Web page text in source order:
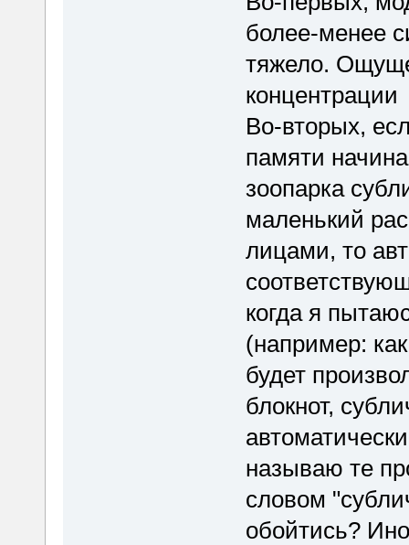
более-менее
тяжело.
концентрации
Во-вторых,
памяти
зоопарка
маленький
лицами, то
когда я
(например:
будет
блокнот,
называю те
словом
обойтись?